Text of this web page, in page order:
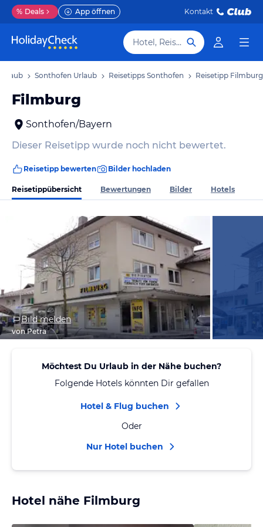
% Deals App öffnen Kontakt
Hotel, Reiseziel
Sonthofen Urlaub Reisetipps Sonthofen Reisetipp Filmburg
Filmburg
Sonthofen/Bayern
Dieser Reisetipp wurde noch nicht bewertet.
Reisetipp bewerten Bilder hochladen
Reisetippübersicht Bewertungen Bilder Hotels
Bild melden
von Petra
Möchtest Du Urlaub in der Nähe buchen?
Folgende Hotels könnten Dir gefallen
Hotel & Flug buchen
Oder
Nur Hotel buchen
Hotel nähe Filmburg